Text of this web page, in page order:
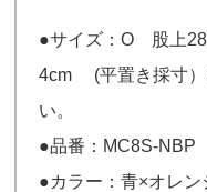
●サイズ：O 股上
4cm (平置き採寸）
い。
●品番：MC8S-NBP
●カラー：青×オレン